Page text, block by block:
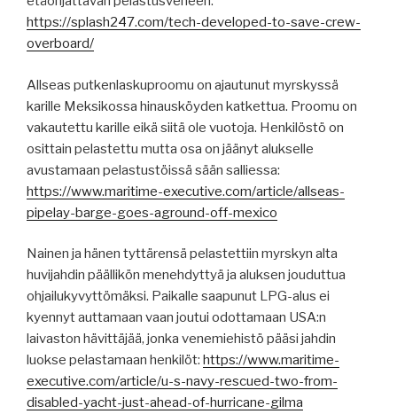
https://splash247.com/tech-developed-to-save-crew-
overboard/
Allseas putkenlaskuproomu on ajautunut myrskyssä
karille Meksikossa hinausköyden katkettua. Proomu on
vakautettu karille eikä siitä ole vuotoja. Henkilöstö on
osittain pelastettu mutta osa on jäänyt alukselle
avustamaan pelastustöissä sään salliessa:
https://www.maritime-executive.com/article/allseas-
pipelay-barge-goes-aground-off-mexico
Nainen ja hänen tyttärensä pelastettiin myrskyn alta
huvijahdin päällikön menehdyttyä ja aluksen jouduttua
ohjailukyvyttömäksi. Paikalle saapunut LPG-alus ei
kyennyt auttamaan vaan joutui odottamaan USA:n
laivaston hävittäjää, jonka venemiehistö pääsi jahdin
luokse pelastamaan henkilöt: https://www.maritime-
executive.com/article/u-s-navy-rescued-two-from-
disabled-yacht-just-ahead-of-hurricane-gilma